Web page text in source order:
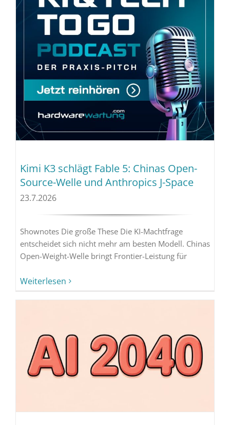
Kimi K3 schlägt Fable 5: Chinas Open-
Source-Welle und Anthropics J-Space
23.7.2026
Shownotes Die große These Die KI-Machtfrage
entscheidet sich nicht mehr am besten Modell. Chinas
Open-Weight-Welle bringt Frontier-Leistung für
Weiterlesen